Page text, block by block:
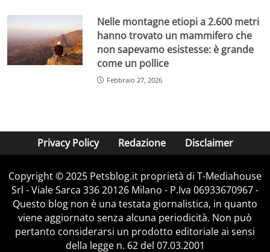
Nelle montagne etiopi a 2.600 metri
hanno trovato un mammifero che
non sapevamo esistesse: è grande
come un pollice
Febbraio 27, 2026
Privacy Policy Redazione Disclaimer
Copyright © 2025 Petsblog.it proprietà di T-Mediahouse
Srl - Viale Sarca 336 20126 Milano - P.Iva 06933670967 -
Questo blog non è una testata giornalistica, in quanto
viene aggiornato senza alcuna periodicità. Non può
pertanto considerarsi un prodotto editoriale ai sensi
della legge n. 62 del 07.03.2001